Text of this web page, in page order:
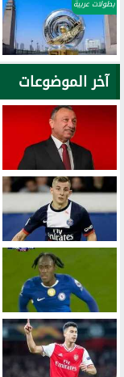
بطولات عربية
آخر الموضوعات